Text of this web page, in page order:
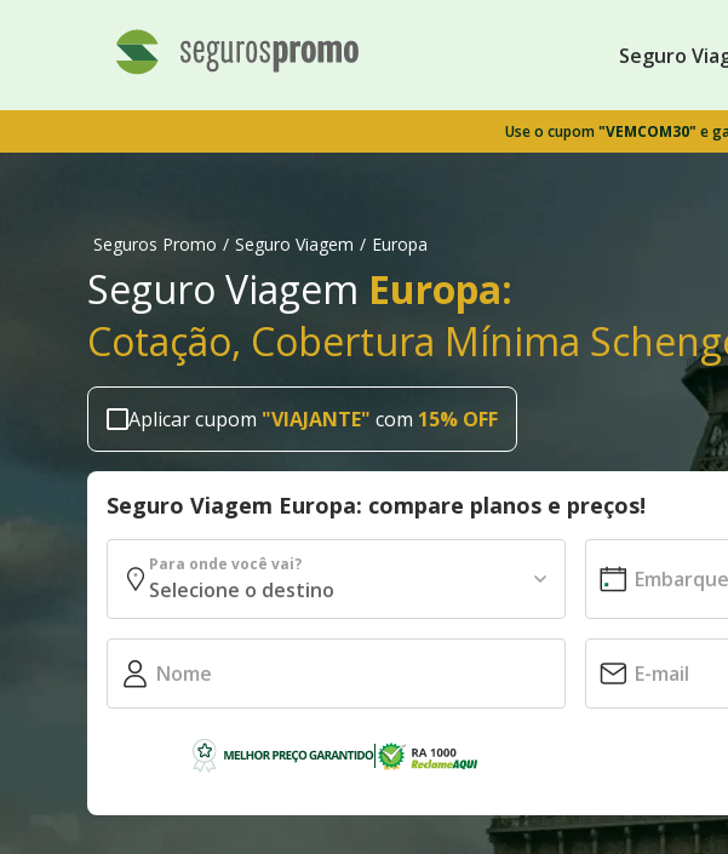
Seguro
Use o cupom"VEMCOM30" e
Seguros Promo / Seguro Viagem / Europa
Seguro Viagem Europa:
Cotação, Cobertura Mínima
Aplicar cupom "VIAJANTE" com 15% OFF
Seguro Viagem Europa: compare planos e preços!
Para onde você vai?